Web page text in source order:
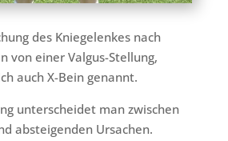
des Kniegelenkes nach
von einer Valgus-Stellung,
auch X-Bein genannt.
unterscheidet man zwischen
absteigenden Ursachen.